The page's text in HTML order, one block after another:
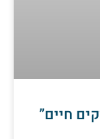
חיים”